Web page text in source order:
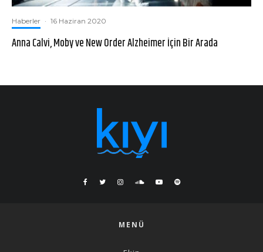
Haberler · 16 Haziran 2020
Anna Calvi, Moby ve New Order Alzheimer İçin Bir Arada
MENÜ